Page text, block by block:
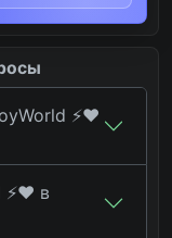
⚡️❤️
⚡️❤️ в